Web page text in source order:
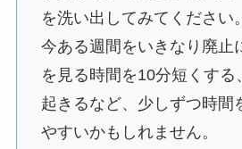
を洗い出してみてください。
今ある週間をいきなり廃止
を見る時間を10分短くする
起きるなど、少しずつ時間
やすいかもしれません。